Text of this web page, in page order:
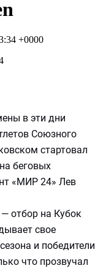
в эти дни
Союзного
стартовал
беговых
«МИР 24» Лев
отбор на Кубок
свое
и победители
что прозвучал